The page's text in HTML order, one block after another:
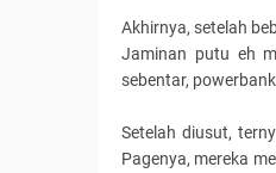
Akhirnya, setelah
Jaminan putu eh
sebentar,
Setelah diusut,
Pagenya, mereka